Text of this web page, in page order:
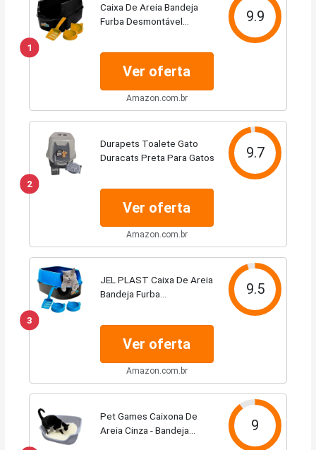
1
Caixa De Areia Bandeja
Furba Desmontável
9.9
Ver oferta
Amazon.com.br
2
Durapets Toalete Gato
Duracats Preta Para Gatos
9.7
Ver oferta
Amazon.com.br
3
JEL PLAST Caixa De Areia
Bandeja Furba
9.5
Ver oferta
Amazon.com.br
Pet Games Caixona De
Areia Cinza - Bandeja
9